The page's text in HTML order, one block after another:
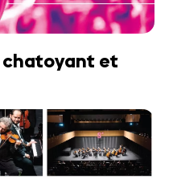
chatoyant et